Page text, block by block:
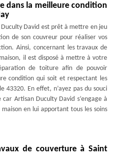
dans la meilleure condition
Duculty David est prêt à mettre en jeu
de son couvreur pour réaliser vos
Ainsi, concernant les travaux de
il est disposé à mettre à votre
de toiture afin de pouvoir
condition qui soit et respectant les
43320. En effet, n’ayez pas du souci
Artisan Duculty David s’engage à
en lui apportant tous les soins
de couverture à Saint